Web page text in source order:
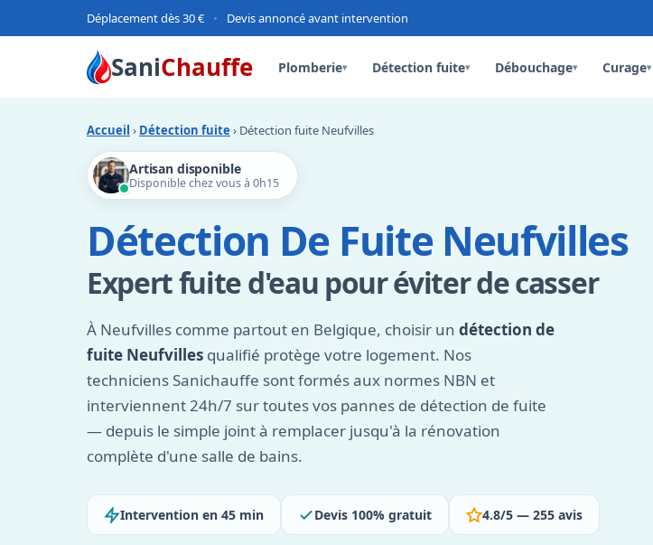
Déplacement dès 30 € • Devis annoncé avant intervention
SaniChauffe Plomberie▾ Détection fuite▾ Débouchage▾ Curage▾
Accueil › Détection fuite › Détection fuite Neufvilles
Artisan disponible
Disponible chez vous à 0h15
Détection De Fuite Neufvilles
Expert fuite d'eau pour éviter de casser
À Neufvilles comme partout en Belgique, choisir un détection de
fuite Neufvilles qualifié protège votre logement. Nos
techniciens Sanichauffe sont formés aux normes NBN et
interviennent 24h/7 sur toutes vos pannes de détection de fuite
— depuis le simple joint à remplacer jusqu'à la rénovation
complète d'une salle de bains.
Intervention en 45 min Devis 100% gratuit 4.8/5 — 255 avis